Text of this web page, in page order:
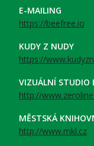
E-MAILING
https://beefree.io
KUDY Z NUDY
https://
VIZUÁLNÍ STUDIO
http://
MĚSTSKÁ
http://www.mkl.cz